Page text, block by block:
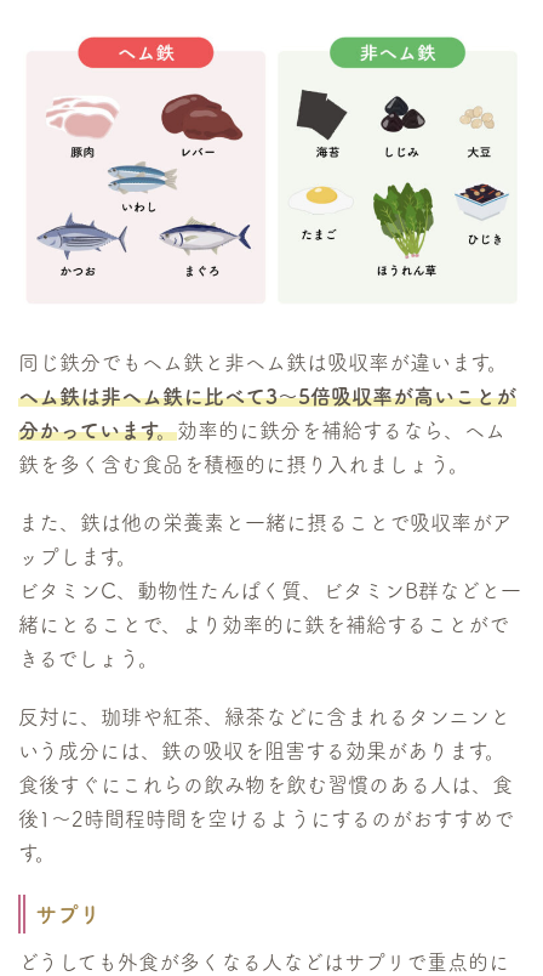
同じ鉄分でもヘム鉄と非ヘム鉄は吸収率が違います。
ヘム鉄は非ヘム鉄に比べて3～5倍吸収率が高いことが
分かっています。効率的に鉄分を補給するなら、ヘム
鉄を多く含む食品を積極的に摂り入れましょう。
また、鉄は他の栄養素と一緒に摂ることで吸収率がア
ップします。
ビタミンC、動物性たんぱく質、ビタミンB群などと一
緒にとることで、より効率的に鉄を補給することがで
きるでしょう。
反対に、珈琲や紅茶、緑茶などに含まれるタンニンと
いう成分には、鉄の吸収を阻害する効果があります。
食後すぐにこれらの飲み物を飲む習慣のある人は、食
後1～2時間程時間を空けるようにするのがおすすめで
す。
サプリ
どうしても外食が多くなる人などはサプリで重点的に